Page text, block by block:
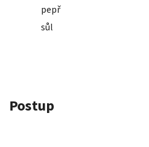
pepř
sůl
Postup